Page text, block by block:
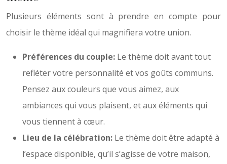
Plusieurs éléments sont à prendre en compte pour
choisir le thème idéal qui magnifiera votre union.
Préférences du couple: Le thème doit avant tout
refléter votre personnalité et vos goûts communs.
Pensez aux couleurs que vous aimez, aux
ambiances qui vous plaisent, et aux éléments qui
vous tiennent à cœur.
Lieu de la célébration: Le thème doit être adapté à
l’espace disponible, qu’il s’agisse de votre maison,